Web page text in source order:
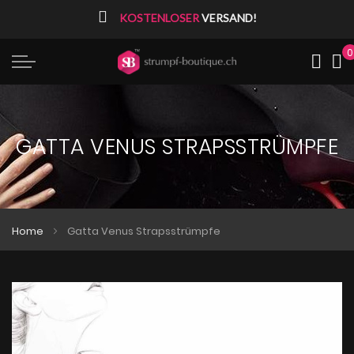
KOSTENLOSERVERSAND!
0
GATTA VENUS STRAPSSTRÜMPFE
Home Gatta Venus Strapsstrümpfe
Zum
Ende
der
Bildgalerie
Zum
Anfang
der
Bildgalerie